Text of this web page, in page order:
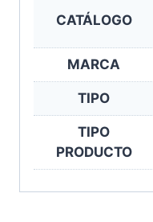
CATÁLOGO
MARCA
TIPO
TIPO
PRODUCTO